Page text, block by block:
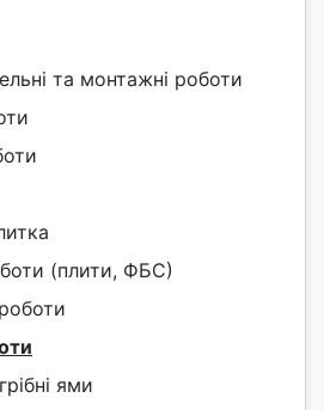
та монтажні роботи
(плити, ФБС)
ями